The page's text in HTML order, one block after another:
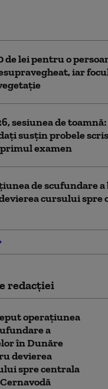
de lei pentru o
iar
sesiunea de toamnă:
susțin probele
examen
de scufundare
cursului spre
redacţiei
operațiunea
a
în Dunăre
devierea
spre centrala